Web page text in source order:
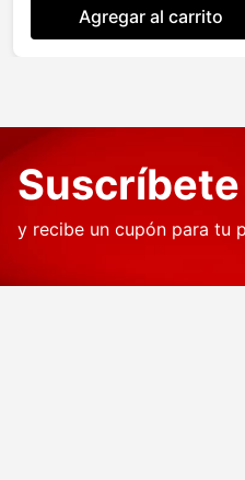
Agregar al carrito
Suscríbete
y recibe un cupón para tu